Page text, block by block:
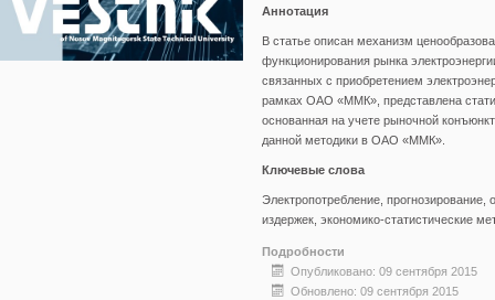
Аннотация
В статье описан механизм
функционирования рынка
связанных с приобретением
рамках ОАО «ММК», представлена
основанная на учете рыночной
данной методики в ОАО «ММК».
Ключевые слова
Электропотребление,
издержек, экономико-статистические
Подробности
Опубликовано: 09 сентября 2015
Обновлено: 09 сентября 2015